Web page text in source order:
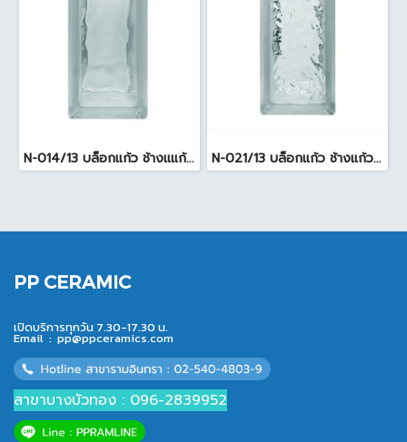
N-014/13 บล็อกแก้ว ช้างแแก้ว WOW หยาดเพชร ( 24x11.5x8 cm.) N-021/13 บล็อกแก้ว ช้างแก้ว WOW แก้วประดับฟ้า ( 24X11.5X8cm )
PP CERAMIC
เปิดบริการทุกวัน 7.30-17.30 น.
Email : pp@ppceramics.com
สาขาบางบัวทอง : 096-2839952